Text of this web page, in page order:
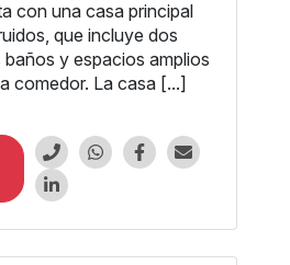
con una casa principal
que incluye dos
y espacios amplios
comedor. La casa [...]